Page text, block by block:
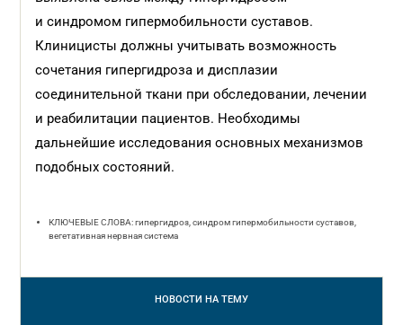
и синдромом гипермобильности суставов.
Клиницисты должны учитывать возможность
сочетания гипергидроза и дисплазии
соединительной ткани при обследовании, лечении
и реабилитации пациентов. Необходимы
дальнейшие исследования основных механизмов
подобных состояний.
КЛЮЧЕВЫЕ СЛОВА: гипергидроз, синдром гипермобильности суставов,
вегетативная нервная система
НОВОСТИ НА ТЕМУ